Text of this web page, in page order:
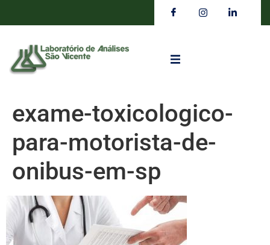
exame-toxicologico-
para-motorista-de-
onibus-em-sp